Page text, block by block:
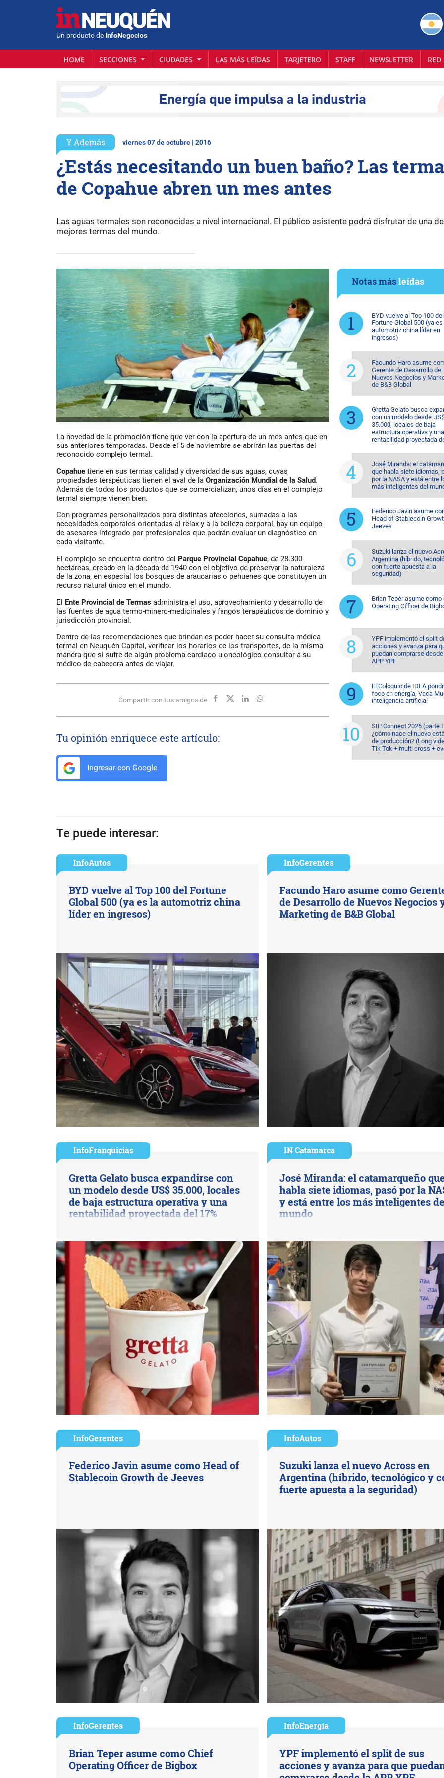
Un producto de InfoNegocios
HOME SECCIONES CIUDADES LAS MÁS LEÍDAS TARJETERO STAFF NEWSLETTER
Y Además viernes 07 de octubre | 2016
¿Estás necesitando un buen baño? Las
de Copahue abren un mes antes
Las aguas termales son reconocidas a nivel internacional. El público asistente podrá disfrutar de una
mejores termas del mundo.
La novedad de la promoción tiene que ver con la apertura de un mes antes que en
sus anteriores temporadas. Desde el 5 de noviembre se abrirán las puertas del
reconocido complejo termal.
Copahue tiene en sus termas calidad y diversidad de sus aguas, cuyas
propiedades terapéuticas tienen el aval de la Organización Mundial de la Salud.
Además de todos los productos que se comercializan, unos días en el complejo
termal siempre vienen bien.
Con programas personalizados para distintas afecciones, sumadas a las
necesidades corporales orientadas al relax y a la belleza corporal, hay un equipo
de asesores integrado por profesionales que podrán evaluar un diagnóstico en
cada visitante.
El complejo se encuentra dentro del
Parque Provincial Copahue, de 28.300
hectáreas, creado en la década de 1940 con el objetivo de preservar la naturaleza
de la zona, en especial los bosques de araucarias o pehuenes que constituyen un
recurso natural único en el mundo.
El
Ente Provincial de Termas administra el uso, aprovechamiento y desarrollo de
las fuentes de agua termo-minero-medicinales y fangos terapéuticos de dominio y
jurisdicción provincial.
Dentro de las recomendaciones que brindan es poder hacer su consulta médica
termal en Neuquén Capital, verificar los horarios de los transportes, de la misma
manera que si sufre de algún problema cardiaco u oncológico consultar a su
médico de cabecera antes de viajar.
Compartir con tus amigos de
Tu opinión enriquece este artículo:
Ingresar con Google
Notas másleídas
BYD vuelve al Top 100 del
Fortune Global 500 (ya es
automotriz china líder en
ingresos)
Facundo Haro asume
Gerente de Desarrollo de
Nuevos Negocios y
de B&B Global
Gretta Gelato busca
con un modelo desde US$
35.000, locales de baja
estructura operativa y una
rentabilidad proyectada
José Miranda: el
que habla siete idiomas,
por la NASA y está entre
más inteligentes del
Federico Javin asume
Head of Stablecoin
Jeeves
Suzuki lanza el nuevo
Argentina (híbrido,
con fuerte apuesta a la
seguridad)
Brian Teper asume como
Operating Officer de
YPF implementó el split
acciones y avanza para
puedan comprarse
APP YPF
El Coloquio de IDEA
foco en energía, Vaca
inteligencia artificial
SIP Connect 2026 (parte
¿cómo nace el nuevo
de producción? (Long
Tik Tok + multi cross +
Te puede interesar:
InfoAutos
BYD vuelve al Top 100 del Fortune
Global 500 (ya es la automotriz china
líder en ingresos)
InfoGerentes
Facundo Haro asume como
de Desarrollo de Nuevos Negocios
Marketing de B&B Global
InfoFranquicias
Gretta Gelato busca expandirse con
un modelo desde US$ 35.000, locales
de baja estructura operativa y una
rentabilidad proyectada del 17%
IN Catamarca
José Miranda: el catamarqueño
habla siete idiomas, pasó por la
y está entre los más inteligentes
mundo
InfoGerentes
Federico Javin asume como Head of
Stablecoin Growth de Jeeves
InfoAutos
Suzuki lanza el nuevo Across en
Argentina (híbrido, tecnológico y
fuerte apuesta a la seguridad)
InfoGerentes
Brian Teper asume como Chief
Operating Officer de Bigbox
InfoEnergía
YPF implementó el split de sus
acciones y avanza para que